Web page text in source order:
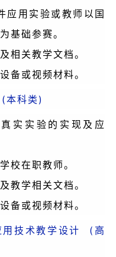
应用实验或教师以国
基础参赛。
相关教学文档。
备或视频材料。
本科类)
实实验的实现及应
校在职教师。
教学相关文档。
备或视频材料。
技术教学设计 (高